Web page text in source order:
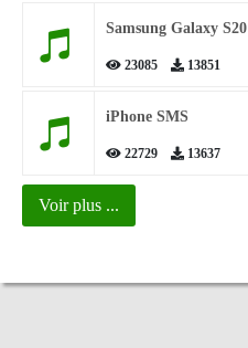
Samsung Galaxy S20
23085 13851
iPhone SMS
22729 13637
Voir plus ...